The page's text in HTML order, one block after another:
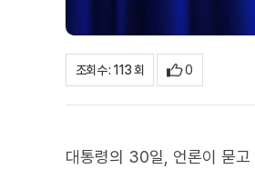
조회수 : 113 회 0
대통령의 30일, 언론이 묻고